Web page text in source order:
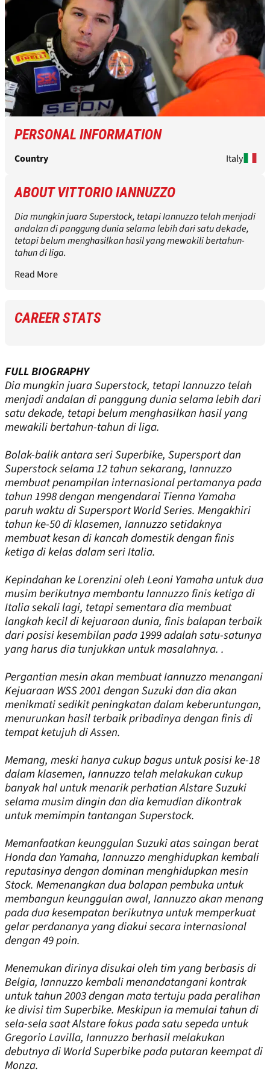
PERSONAL INFORMATION
Country Italy
ABOUT VITTORIO IANNUZZO
Dia mungkin juara Superstock, tetapi Iannuzzo telah menjadi
andalan di panggung dunia selama lebih dari satu dekade,
tetapi belum menghasilkan hasil yang mewakili bertahun-
tahun di liga.
Read More
CAREER STATS
FULL BIOGRAPHY
Dia mungkin juara Superstock, tetapi Iannuzzo telah
menjadi andalan di panggung dunia selama lebih dari
satu dekade, tetapi belum menghasilkan hasil yang
mewakili bertahun-tahun di liga.
Bolak-balik antara seri Superbike, Supersport dan
Superstock selama 12 tahun sekarang, Iannuzzo
membuat penampilan internasional pertamanya pada
tahun 1998 dengan mengendarai Tienna Yamaha
paruh waktu di Supersport World Series. Mengakhiri
tahun ke-50 di klasemen, Iannuzzo setidaknya
membuat kesan di kancah domestik dengan finis
ketiga di kelas dalam seri Italia.
Kepindahan ke Lorenzini oleh Leoni Yamaha untuk dua
musim berikutnya membantu Iannuzzo finis ketiga di
Italia sekali lagi, tetapi sementara dia membuat
langkah kecil di kejuaraan dunia, finis balapan terbaik
dari posisi kesembilan pada 1999 adalah satu-satunya
yang harus dia tunjukkan untuk masalahnya. .
Pergantian mesin akan membuat Iannuzzo menangani
Kejuaraan WSS 2001 dengan Suzuki dan dia akan
menikmati sedikit peningkatan dalam keberuntungan,
menurunkan hasil terbaik pribadinya dengan finis di
tempat ketujuh di Assen.
Memang, meski hanya cukup bagus untuk posisi ke-18
dalam klasemen, Iannuzzo telah melakukan cukup
banyak hal untuk menarik perhatian Alstare Suzuki
selama musim dingin dan dia kemudian dikontrak
untuk memimpin tantangan Superstock.
Memanfaatkan keunggulan Suzuki atas saingan berat
Honda dan Yamaha, Iannuzzo menghidupkan kembali
reputasinya dengan dominan menghidupkan mesin
Stock. Memenangkan dua balapan pembuka untuk
membangun keunggulan awal, Iannuzzo akan menang
pada dua kesempatan berikutnya untuk memperkuat
gelar perdananya yang diakui secara internasional
dengan 49 poin.
Menemukan dirinya disukai oleh tim yang berbasis di
Belgia, Iannuzzo kembali menandatangani kontrak
untuk tahun 2003 dengan mata tertuju pada peralihan
ke divisi tim Superbike. Meskipun ia memulai tahun di
sela-sela saat Alstare fokus pada satu sepeda untuk
Gregorio Lavilla, Iannuzzo berhasil melakukan
debutnya di World Superbike pada putaran keempat di
Monza.